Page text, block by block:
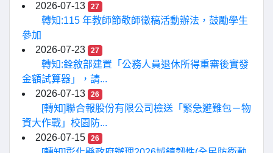
2026-07-13
27
轉知:115 年教師節敬師徵稿活動辦法，鼓勵學生
參加
2026-07-23
27
轉知:銓敘部建置「公務人員退休所得重審後實發
金額試算器」，請...
2026-07-13
26
[轉知]聯合報股份有限公司檢送「緊急避難包－物
資大作戰」校園防...
2026-07-15
26